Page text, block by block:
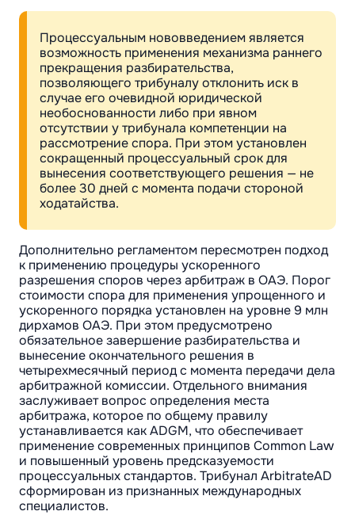
Процессуальным нововведением является
возможность применения механизма раннего
прекращения разбирательства,
позволяющего трибуналу отклонить иск в
случае его очевидной юридической
необоснованности либо при явном
отсутствии у трибунала компетенции на
рассмотрение спора. При этом установлен
сокращенный процессуальный срок для
вынесения соответствующего решения — не
более 30 дней с момента подачи стороной
ходатайства.
Дополнительно регламентом пересмотрен подход
к применению процедуры ускоренного
разрешения споров через арбитраж в ОАЭ. Порог
стоимости спора для применения упрощенного и
ускоренного порядка установлен на уровне 9 млн
дирхамов ОАЭ. При этом предусмотрено
обязательное завершение разбирательства и
вынесение окончательного решения в
четырехмесячный период с момента передачи дела
арбитражной комиссии. Отдельного внимания
заслуживает вопрос определения места
арбитража, которое по общему правилу
устанавливается как ADGM, что обеспечивает
применение современных принципов Common Law
и повышенный уровень предсказуемости
процессуальных стандартов. Трибунал ArbitrateAD
сформирован из признанных международных
специалистов.